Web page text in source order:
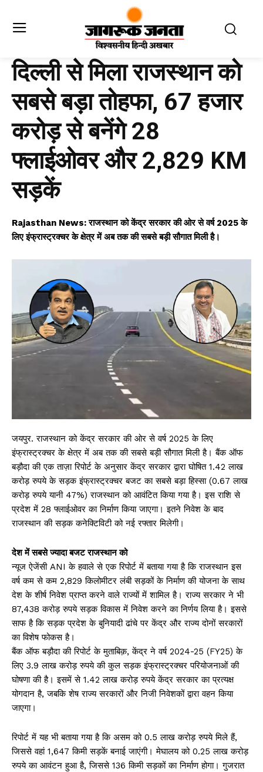
दिल्ली से मिला राजस्थान को
सबसे बड़ा तोहफा, 67 हजार
करोड़ से बनेंगे 28
फ्लाईओवर और 2,829 KM
सड़कें
Rajasthan News: राजस्थान को केंद्र सरकार की ओर से वर्ष 2025 के
लिए इंफ्रास्ट्रक्चर के क्षेत्र में अब तक की सबसे बड़ी सौगात मिली है।
जयपुर. राजस्थान को केंद्र सरकार की ओर से वर्ष 2025 के लिए
इंफ्रास्ट्रक्चर के क्षेत्र में अब तक की सबसे बड़ी सौगात मिली है। बैंक ऑफ
बड़ौदा की एक ताज़ा रिपोर्ट के अनुसार केंद्र सरकार द्वारा घोषित 1.42 लाख
करोड़ रुपये के सड़क इंफ्रास्ट्रक्चर बजट का सबसे बड़ा हिस्सा (0.67 लाख
करोड़ रुपये यानी 47%) राजस्थान को आवंटित किया गया है। इस राशि से
प्रदेश में 28 फ्लाईओवर का निर्माण किया जाएगा। इतने निवेश के बाद
राजस्थान की सड़क कनेक्टिविटी को नई रफ्तार मिलेगी।
देश में सबसे ज्यादा बजट राजस्थान को
न्यूज ऐजेंसी ANI के हवाले से एक रिपोर्ट में बताया गया है कि राजस्थान इस
वर्ष कम से कम 2,829 किलोमीटर लंबी सड़कों के निर्माण की योजना के साथ
देश के शीर्ष निवेश प्राप्त करने वाले राज्यों में शामिल है। राज्य सरकार ने भी
87,438 करोड़ रुपये सड़क विकास में निवेश करने का निर्णय लिया है। इससे
साफ है कि सड़क प्रदेश के बुनियादी ढांचे पर केंद्र और राज्य दोनों सरकारों
का विशेष फोकस है।
बैंक ऑफ बड़ौदा की रिपोर्ट के मुताबिक़, केंद्र ने वर्ष 2024-25 (FY25) के
लिए 3.9 लाख करोड़ रुपये की कुल सड़क इंफ्रास्ट्रक्चर परियोजनाओं की
घोषणा की है। इसमें से 1.42 लाख करोड़ रुपये केंद्र सरकार का प्रत्यक्ष
योगदान है, जबकि शेष राज्य सरकारों और निजी निवेशकों द्वारा वहन किया
जाएगा।
रिपोर्ट में यह भी बताया गया है कि असम को 0.5 लाख करोड़ रुपये मिले हैं,
जिससे वहां 1,647 किमी सड़कें बनाई जाएंगी। मेघालय को 0.25 लाख करोड़
रुपये का आवंटन हुआ है, जिससे 136 किमी सड़कों का निर्माण होगा। गुजरात